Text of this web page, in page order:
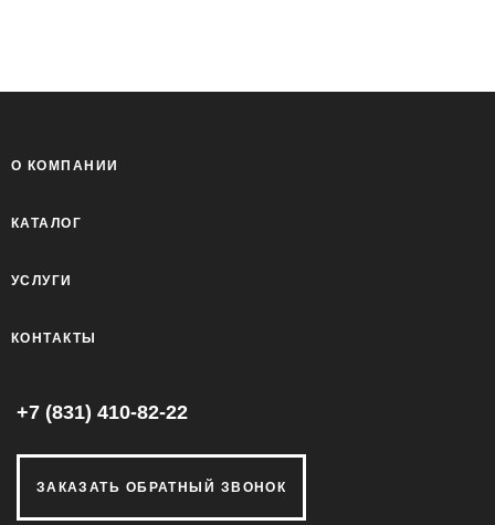
О КОМПАНИИ
КАТАЛОГ
УСЛУГИ
КОНТАКТЫ
+7 (831) 410-82-22
ЗАКАЗАТЬ ОБРАТНЫЙ ЗВОНОК